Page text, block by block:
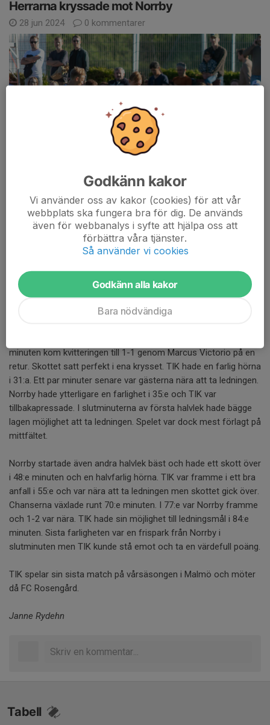
Herrarna kryssade mot Norrby
28 jun 2024 0 kommentarer
Efter tre raka uddamålsförluster kunde TIK ta en viktig poäng i
hemmamötet mot Norrby IF. Matchen, den näst sista på
vårsäsongen, var jämn och slutade 1-1. TIK ligger i skrivande
stund på nedre kvalplats.
Norrby började bäst och var framme i 10:e minuten med en
halvchans. TIK:s första möjlighet kom i 16:e minuten efter ett
snabbt anfall på ena kanten. Strax därefter kunde TIK ta
minuten kom kvitteringen till 1-1 genom Marcus Victorio på en
retur. Skottet satt perfekt i ena krysset. TIK hade en farlig hörna
i 31:a. Ett par minuter senare var gästerna nära att ta ledningen.
Norrby hade ytterligare en farlighet i 35:e och TIK var
tillbakapressade. I slutminuterna av första halvlek hade bägge
lagen möjlighet att ta ledningen. Spelet var dock mest förlagt på
mittfältet.
Norrby startade även andra halvlek bäst och hade ett skott över
i 48:e minuten och en halvfarlig hörna. TIK var framme i ett bra
anfall i 55:e och var nära att ta ledningen men skottet gick över.
Chanserna växlade runt 70:e minuten. I 77:e var Norrby framme
och 1-2 var nära. TIK hade sin möjlighet till ledningsmål i 84:e
minuten. Sista farligheten var en frispark från Norrby i
slutminuten men TIK kunde stå emot och ta en värdefull poäng.
TIK spelar sin sista match på vårsäsongen i Malmö och möter
då FC Rosengård.
Janne Rydehn
Tabell
Godkänn kakor
Vi använder oss av kakor (cookies) för att vår
webbplats ska fungera bra för dig. De används
även för webbanalys i syfte att hjälpa oss att
förbättra våra tjänster.
Så använder vi cookies
Godkänn alla kakor
Bara nödvändiga